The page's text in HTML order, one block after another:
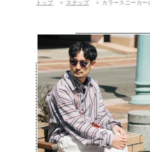
トップ スナップ カラースニーカー